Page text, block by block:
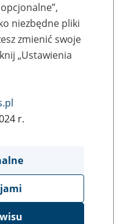
niezbędne pliki
zmienić swoje
„Ustawienia
r.